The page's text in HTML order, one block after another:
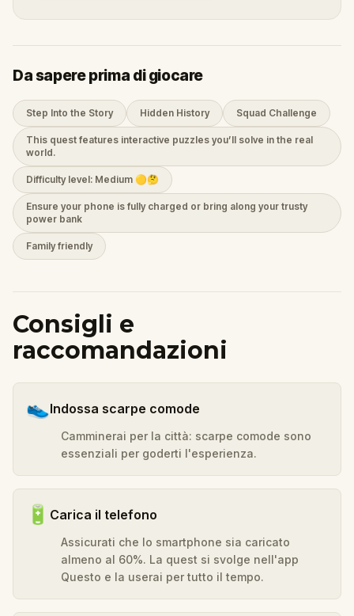
Da sapere prima di giocare
Step Into the Story Hidden History Squad Challenge
This quest features interactive puzzles you’ll solve in the real
world.
Difficulty level: Medium 🟡🤔
Ensure your phone is fully charged or bring along your trusty
power bank
Family friendly
Consigli e
raccomandazioni
👟Indossa scarpe comode
Camminerai per la città: scarpe comode sono
essenziali per goderti l'esperienza.
🔋 Carica il telefono
Assicurati che lo smartphone sia caricato
almeno al 60%. La quest si svolge nell'app
Questo e la userai per tutto il tempo.